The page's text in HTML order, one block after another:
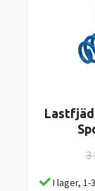
3
I lager, 1-